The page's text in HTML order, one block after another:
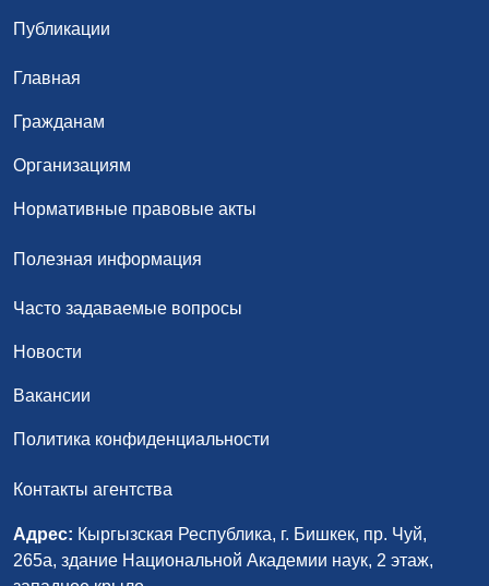
Публикации
Главная
Гражданам
Организациям
Нормативные правовые акты
Полезная информация
Часто задаваемые вопросы
Новости
Вакансии
Политика конфиденциальности
Контакты агентства
Адрес: Кыргызская Республика, г. Бишкек, пр. Чуй,
265а, здание Национальной Академии наук, 2 этаж,